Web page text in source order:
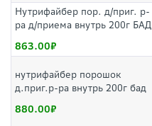
Нутрифайбер пор. д/приг. р-
ра д/приема внутрь 200г БАД
863.00
нутрифайбер порошок
д.приг.р-ра внутрь 200г бад
880.00